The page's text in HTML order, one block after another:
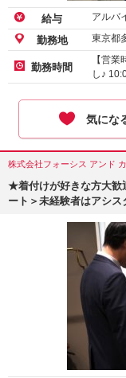
給与 アルバ
勤務地 東京都
勤務時間
【営
し♪
気にな
株式会社フォーシス アンド
★着付けが好きな方大歓
ート＞未経験者はアシス